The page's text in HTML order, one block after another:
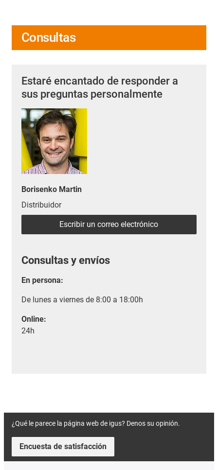
Consultas
Estaré encantado de responder a
sus preguntas personalmente
Borisenko Martin
Distribuidor
Escribir un correo electrónico
Consultas y envíos
En persona:
De lunes a viernes de 8:00 a 18:00h
Online:
24h
¿Qué le parece la página web de igus? Denos su opinión.
Encuesta de satisfacción